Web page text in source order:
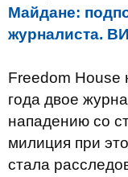
Майдане:
журналиста.
Freedom House
года двое
нападению со
милиция при
стала